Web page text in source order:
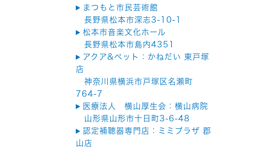
まつもと市民芸術館
長野県松本市深志3-10-1
松本市音楽文化ホール
長野県松本市島内4351
アクア&ペット：かねだい 東戸塚
店
神奈川県横浜市戸塚区名瀬町
764-7
医療法人 横山厚生会：横山病院
山形県山形市十日町3-6-48
認定補聴器専門店：ミミプラザ 郡
山店